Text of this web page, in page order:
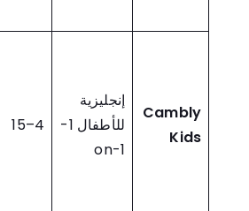
Cambly
Kids
إنجليزية
للأطفال 1-
on-1
4–15